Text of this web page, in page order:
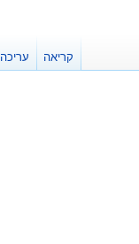
קריאה עריכה